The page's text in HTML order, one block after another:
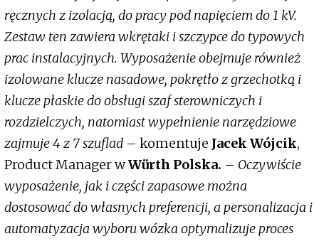
ręcznych z izolacją, do pracy pod napięciem do 1 kV.
Zestaw ten zawiera wkrętaki i szczypce do typowych
prac instalacyjnych. Wyposażenie obejmuje również
izolowane klucze nasadowe, pokrętło z grzechotką i
klucze płaskie do obsługi szaf sterowniczych i
rozdzielczych, natomiast wypełnienie narzędziowe
zajmuje 4 z 7 szuflad – komentuje Jacek Wójcik,
Product Manager wWürth Polska. – Oczywiście
wyposażenie, jak i części zapasowe można
dostosować do własnych preferencji, a personalizacja i
automatyzacja wyboru wózka optymalizuje proces